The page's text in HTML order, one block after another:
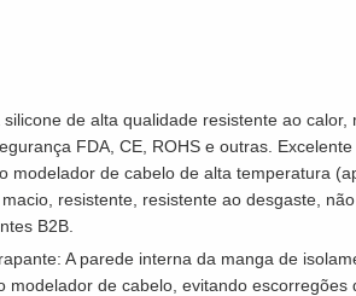
silicone de alta qualidade resistente ao
FDA, CE, ROHS e outras.
de cabelo de alta temperatura
resistente, resistente ao desgaste,
B2B.
A parede interna da manga de
de cabelo, evitando escorregões